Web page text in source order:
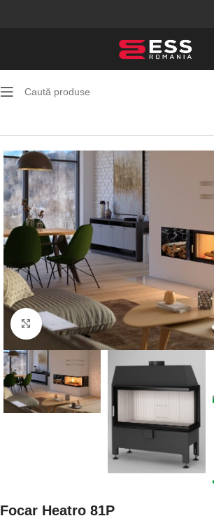
Faceți click pentru a mări
Focar Heatro 81P